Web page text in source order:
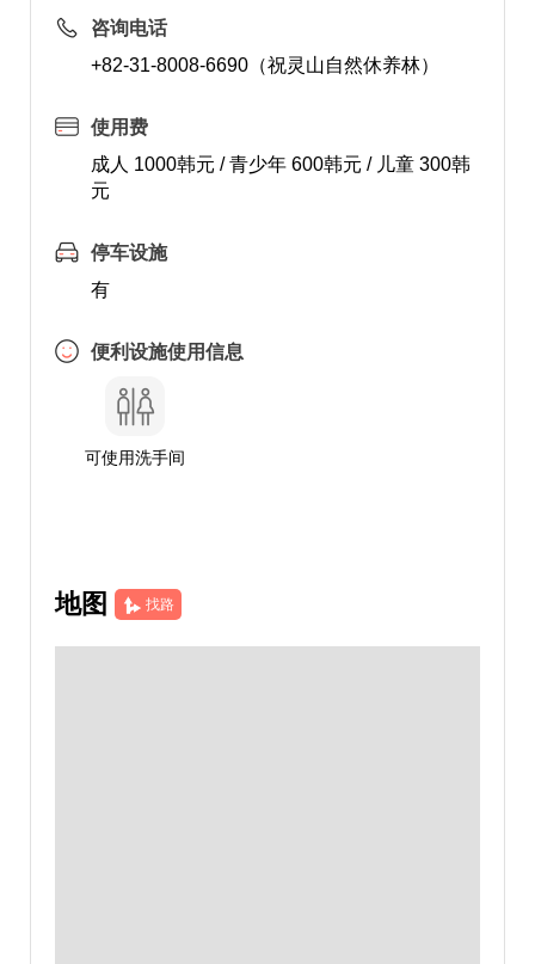
咨询电话
+82-31-8008-6690（祝灵山自然休养林）
使用费
成人 1000韩元 / 青少年 600韩元 / 儿童 300韩
元
停车设施
有
便利设施使用信息
可使用洗手间
地图 找路